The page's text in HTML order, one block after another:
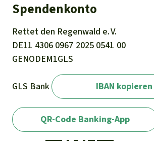
Spendenkonto
Rettet den Regenwald e. V.
DE11 4306 0967 2025 0541 00
GENODEM1GLS
GLS Bank IBAN kopieren
QR-Code Banking-App